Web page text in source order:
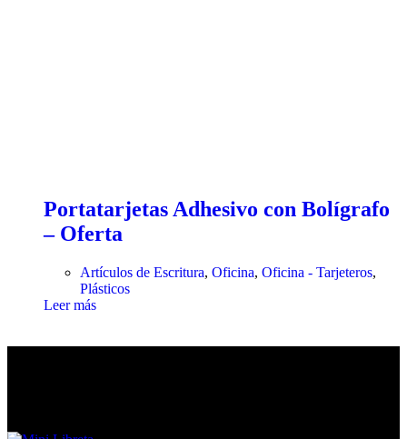
Portatarjetas Adhesivo con Bolígrafo
– Oferta
Artículos de Escritura, Oficina, Oficina - Tarjeteros,
Plásticos
Leer más